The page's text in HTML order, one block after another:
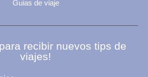
Guias de viaje
recibir nuevos tips de
viajes!